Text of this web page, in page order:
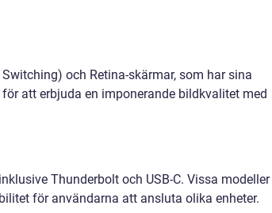
och Retina-skärmar, som har sina
att erbjuda en imponerande bildkvalitet med
Thunderbolt och USB-C. Vissa modeller
för användarna att ansluta olika enheter.